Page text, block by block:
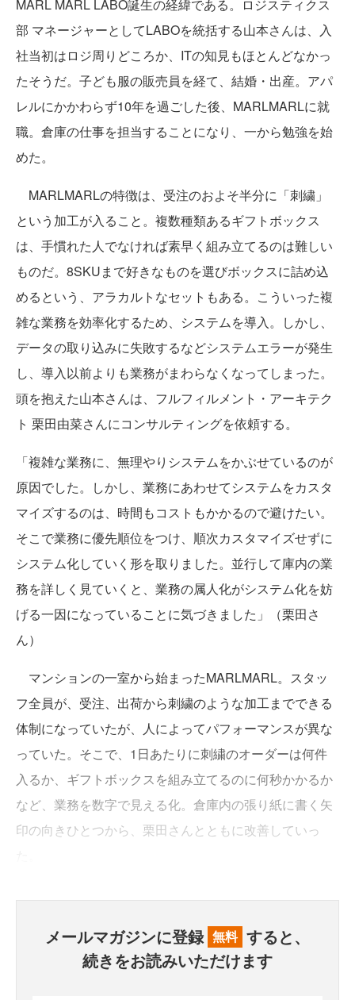
MARL MARL LABO誕生の経緯である。ロジスティクス
部 マネージャーとしてLABOを統括する山本さんは、入
社当初はロジ周りどころか、ITの知見もほとんどなかっ
たそうだ。子ども服の販売員を経て、結婚・出産。アパ
レルにかかわらず10年を過ごした後、MARLMARLに就
職。倉庫の仕事を担当することになり、一から勉強を始
めた。
MARLMARLの特徴は、受注のおよそ半分に「刺繍」
という加工が入ること。複数種類あるギフトボックス
は、手慣れた人でなければ素早く組み立てるのは難しい
ものだ。8SKUまで好きなものを選びボックスに詰め込
めるという、アラカルトなセットもある。こういった複
雑な業務を効率化するため、システムを導入。しかし、
データの取り込みに失敗するなどシステムエラーが発生
し、導入以前よりも業務がまわらなくなってしまった。
頭を抱えた山本さんは、フルフィルメント・アーキテク
ト 栗田由菜さんにコンサルティングを依頼する。
「複雑な業務に、無理やりシステムをかぶせているのが
原因でした。しかし、業務にあわせてシステムをカスタ
マイズするのは、時間もコストもかかるので避けたい。
そこで業務に優先順位をつけ、順次カスタマイズせずに
システム化していく形を取りました。並行して庫内の業
務を詳しく見ていくと、業務の属人化がシステム化を妨
げる一因になっていることに気づきました」（栗田さ
ん）
マンションの一室から始まったMARLMARL。スタッ
フ全員が、受注、出荷から刺繍のような加工までできる
体制になっていたが、人によってパフォーマンスが異な
っていた。そこで、1日あたりに刺繍のオーダーは何件
入るか、ギフトボックスを組み立てるのに何秒かかるか
など、業務を数字で見える化。倉庫内の張り紙に書く矢
印の向きひとつから、栗田さんとともに改善していっ
メールマガジンに登録 無料 すると、
続きをお読みいただけます